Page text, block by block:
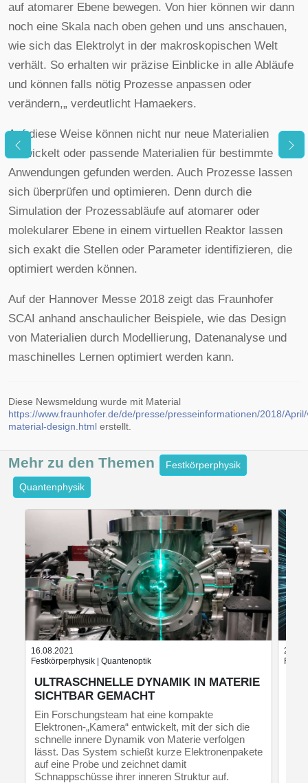
auf atomarer Ebene bewegen. Von hier können wir dann
noch eine Skala nach oben gehen und uns anschauen,
wie sich das Elektrolyt in der makroskopischen Welt
verhält. So erhalten wir präzise Einblicke in alle Abläufe
und können falls nötig Prozesse anpassen oder
verändern,„ verdeutlicht Hamaekers.
Auf diese Weise können nicht nur neue Materialien
entwickelt oder passende Materialien für bestimmte
Anwendungen gefunden werden. Auch Prozesse lassen
sich überprüfen und optimieren. Denn durch die
Simulation der Prozessabläufe auf atomarer oder
molekularer Ebene in einem virtuellen Reaktor lassen
sich exakt die Stellen oder Parameter identifizieren, die
optimiert werden können.
Auf der Hannover Messe 2018 zeigt das Fraunhofer
SCAI anhand anschaulicher Beispiele, wie das Design
von Materialien durch Modellierung, Datenanalyse und
maschinelles Lernen optimiert werden kann.
Diese Newsmeldung wurde mit Material
https://www.fraunhofer.de/de/presse/presseinformationen/2018/
material-design.html erstellt.
Mehr zu den Themen
Festkörperphysik
Quantenphysik
16.08.2021
Festkörperphysik | Quantenoptik
ULTRASCHNELLE DYNAMIK IN MATERIE
SICHTBAR GEMACHT
Ein Forschungsteam hat eine kompakte
Elektronen-„Kamera“ entwickelt, mit der sich die
schnelle innere Dynamik von Materie verfolgen
lässt. Das System schießt kurze Elektronenpakete
auf eine Probe und zeichnet damit
Schnappschüsse ihrer inneren Struktur auf.